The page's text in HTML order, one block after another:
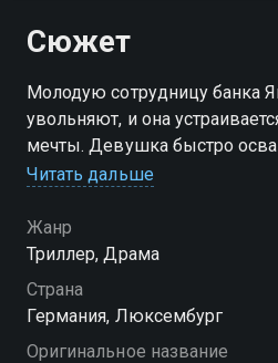
Сюжет
Молодую сотрудницу банка
увольняют, и она
мечты. Девушка быстро
месте, но вскоре становится
Посмотреть онлайн 1 сезон
вы можете совершенно
качестве на Смотрёшке
Читать дальше
Жанр
Триллер, Драма
Страна
Германия, Люксембург
Оригинальное название